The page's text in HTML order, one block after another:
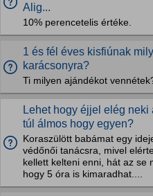
Alig...
10% perencetelis értéke.
1 és fél éves kisfiúnak
karácsonyra?
Ti milyen ajándékot
Lehet hogy éjjel elég
túl álmos hogy egyen?
Koraszülött babámat egy
védőnői tanácsra, mivel
kellett kelteni enni, hát az se
hogy 5 óra is kimaradhat....